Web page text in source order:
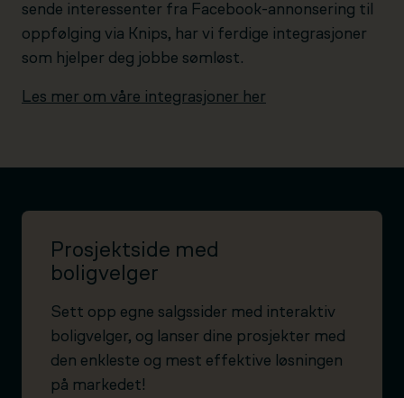
sende interessenter fra Facebook-annonsering til
oppfølging via Knips, har vi ferdige integrasjoner
som hjelper deg jobbe sømløst.
Les mer om våre integrasjoner her
Prosjektside med
boligvelger
Sett opp egne salgssider med interaktiv
boligvelger, og lanser dine prosjekter med
den enkleste og mest effektive løsningen
på markedet!